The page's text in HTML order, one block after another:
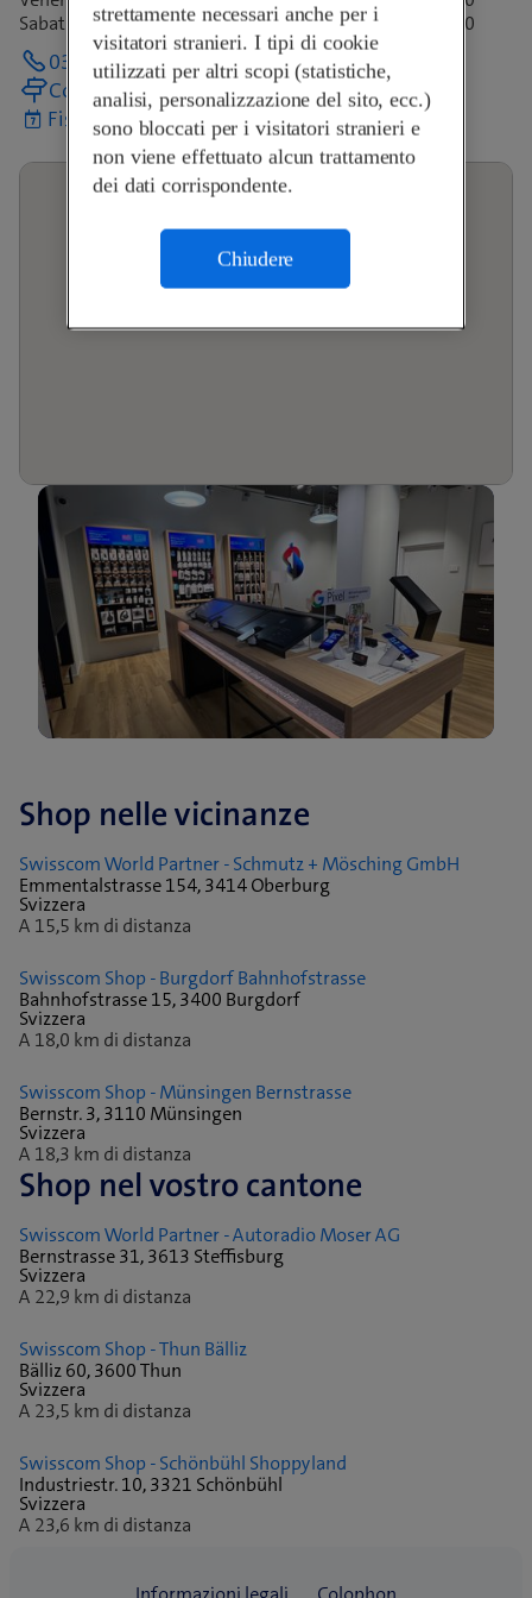
Sabato
08:30-16:00
034 408 80 31
Come arrivare
Fissa un appuntamento
Shop nelle vicinanze
Swisscom World Partner - Schmutz + Mösching GmbH
Emmentalstrasse 154, 3414 Oberburg
Svizzera
A 15,5 km di distanza
Swisscom Shop - Burgdorf Bahnhofstrasse
Bahnhofstrasse 15, 3400 Burgdorf
Svizzera
A 18,0 km di distanza
Swisscom Shop - Münsingen Bernstrasse
Bernstr. 3, 3110 Münsingen
Svizzera
A 18,3 km di distanza
Shop nel vostro cantone
Swisscom World Partner - Autoradio Moser AG
Bernstrasse 31, 3613 Steffisburg
Svizzera
A 22,9 km di distanza
Swisscom Shop - Thun Bälliz
Bälliz 60, 3600 Thun
Svizzera
A 23,5 km di distanza
Swisscom Shop - Schönbühl Shoppyland
Industriestr. 10, 3321 Schönbühl
Svizzera
A 23,6 km di distanza
strettamente necessari anche per i
visitatori stranieri. I tipi di cookie
utilizzati per altri scopi (statistiche,
analisi, personalizzazione del sito, ecc.)
sono bloccati per i visitatori stranieri e
non viene effettuato alcun trattamento
dei dati corrispondente.
Chiudere